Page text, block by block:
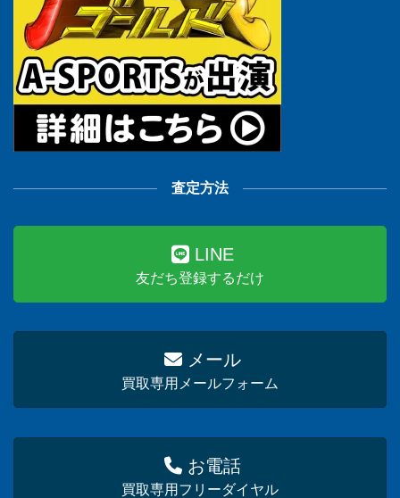
査定方法
LINE
友だち登録するだけ
メール
買取専用メールフォーム
お電話
買取専用フリーダイヤル